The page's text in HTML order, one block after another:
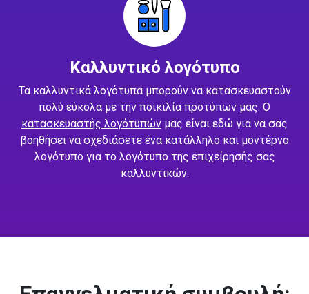
Καλλυντικό λογότυπο
Τα καλλυντικά λογότυπα μπορούν να κατασκευαστούν
πολύ εύκολα με την ποικιλία προτύπων μας. Ο
κατασκευαστής λογότυπών μας είναι εδώ για να σας
βοηθήσει να σχεδιάσετε ένα κατάλληλο και μοντέρνο
λογότυπο για το λογότυπο της επιχείρησής σας
καλλυντικών.